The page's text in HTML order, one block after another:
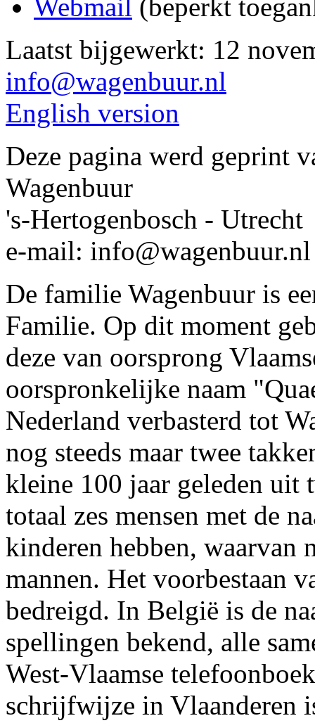
Webmail (beperkt
Laatst bijgewerkt: 12
info@wagenbuur.nl
English version
Deze pagina werd geprint
Wagenbuur
's-Hertogenbosch - Utrecht
e-mail:
De familie Wagenbuur is
Familie. Op dit moment
deze van oorsprong
oorspronkelijke naam
Nederland verbasterd tot
nog steeds maar twee
kleine 100 jaar geleden uit
totaal zes mensen met de
kinderen hebben, waarvan
mannen. Het voorbestaan
bedreigd. In België is de
spellingen bekend, alle
West-Vlaamse
schrijfwijze in Vlaanderen